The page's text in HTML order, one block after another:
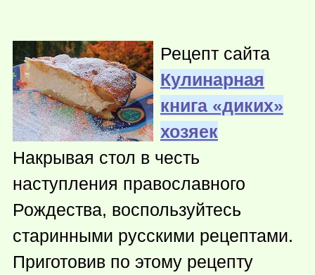
Рецепт сайта
Кулинарная
книга «диких»
хозяек
Накрывая стол в честь
наступления православного
Рождества, воспользуйтесь
старинными русскими рецептами.
Приготовив по этому рецепту